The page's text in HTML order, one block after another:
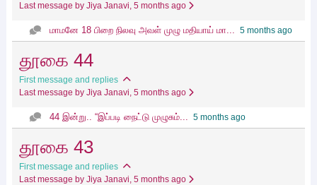
Last message by Jiya Janavi, 5 months ago
மாமனே 18 பிறை நிலவு அவள் முழு மதியாய் மா... 5 months ago
தூகை 44
First message and replies
Last message by Jiya Janavi, 5 months ago
44 இன்று.. “இப்படி நைட்டு முழுசும்... 5 months ago
தூகை 43
First message and replies
Last message by Jiya Janavi, 5 months ago